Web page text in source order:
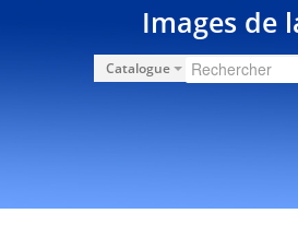
Images de
Catalogue